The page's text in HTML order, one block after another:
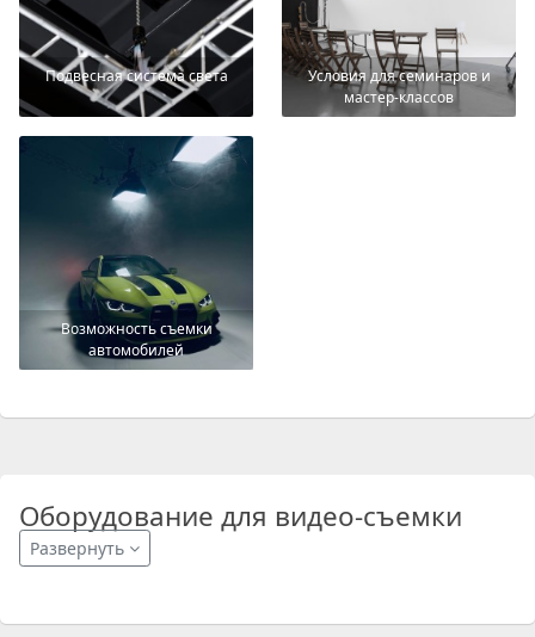
Подвесная система света
Условия для семинаров и
мастер-классов
Возможность съемки
автомобилей
Оборудование для видео-съемки
Развернуть